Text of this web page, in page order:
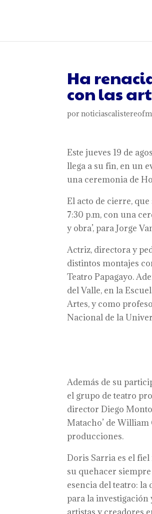
Ha
con las
pornoticiascalistereofm
Este jueves 19 de
llega a su fin, en un
una ceremonia de
El acto de cierre,
7:30 p.m, con una
y obra’, para Jorge
Actriz, directora y
distintos montajes
Teatro Papagayo.
del Valle, en la
Artes, y como
Nacional de la
Además de su
el grupo de teatro
director Diego
Matacho’ de William
producciones.
Doris Sarria es el fiel
su quehacer
esencia del teatro: la
para la investigación